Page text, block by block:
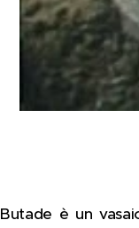
Butade è un